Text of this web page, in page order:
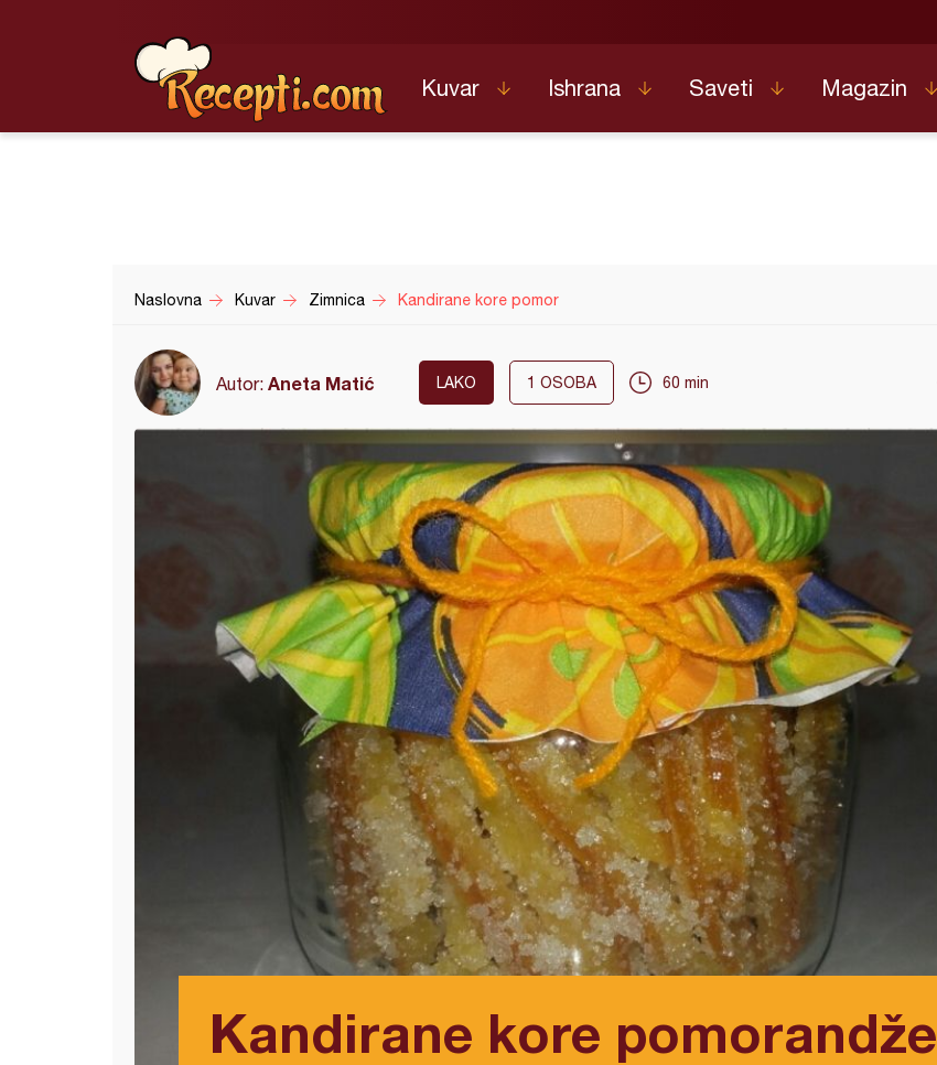
Kuvar Ishrana Saveti Magazin
Naslovna Kuvar Zimnica Kandirane kore pomor
Autor: Aneta Matić LAKO 1 OSOBA 60 min
Kandirane kore pomorandže